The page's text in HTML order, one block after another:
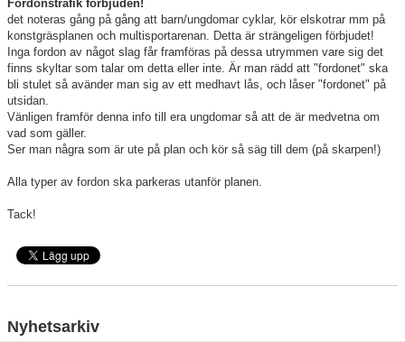
För ledare
SAIK-shopen
Elljusspår
Klubbstugan
Fordonstrafik förbjuden!
det noteras gång på gång att barn/ungdomar cyklar, kör elskotrar mm på
konstgräsplanen och multisportarenan. Detta är strängeligen förbjudet!
Inga fordon av något slag får framföras på dessa utrymmen vare sig det
finns skyltar som talar om detta eller inte. Är man rädd att "fordonet" ska
bli stulet så avänder man sig av ett medhavt lås, och låser "fordonet" på
utsidan.
Vänligen framför denna info till era ungdomar så att de är medvetna om
vad som gäller.
Ser man några som är ute på plan och kör så säg till dem (på skarpen!)
Alla typer av fordon ska parkeras utanför planen.
Tack!
Nyhetsarkiv